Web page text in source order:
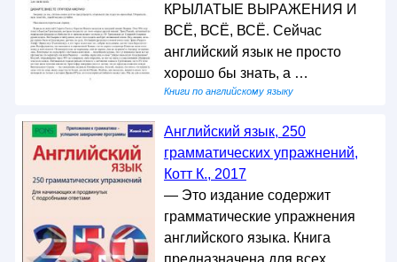
КРЫЛАТЫЕ ВЫРАЖЕНИЯ И
ВСЁ, ВСЁ, ВСЁ. Сейчас
английский язык не просто
хорошо бы знать, а …
Книги по английскому языку
Английский язык, 250
грамматических упражнений,
Котт К., 2017
— Это издание содержит
грамматические упражнения
английского языка. Книга